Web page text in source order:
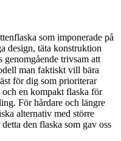
som imponerade på
design, täta konstruktion
trivsam att
man faktiskt vill bära
för dig som prioriterar
en kompakt flaska för
För hårdare och längre
alternativ med större
den flaska som gav oss